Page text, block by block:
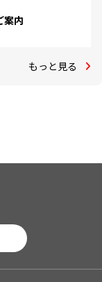
案内
もっと見る